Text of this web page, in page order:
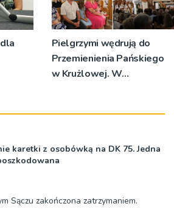
Pielgrzymi wędrują do
Przemienienia Pańskiego
w Krużlowej. W
karetki z osobówką na DK 75. Jedna
Sączu zakończona zatrzymaniem.